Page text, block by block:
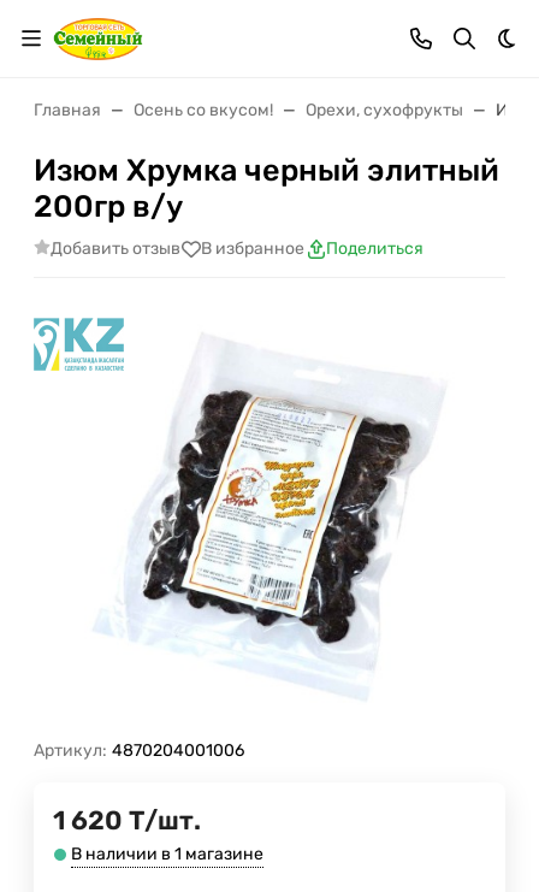
Главная Осень со вкусом! Орехи, сухофрукты
Изюм Хрумка черный элитный
200гр в/у
Добавить отзыв В избранное Поделиться
Артикул: 4870204001006
1 620 Т/шт.
В наличии в 1 магазине